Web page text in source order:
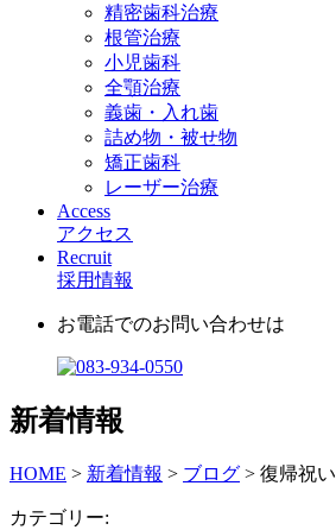
精密歯科治療
根管治療
小児歯科
全顎治療
義歯・入れ歯
詰め物・被せ物
矯正歯科
レーザー治療
Access
アクセス
Recruit
採用情報
お電話でのお問い合わせは
新着情報
HOME > 新着情報 > ブログ > 復帰祝い
カテゴリー: